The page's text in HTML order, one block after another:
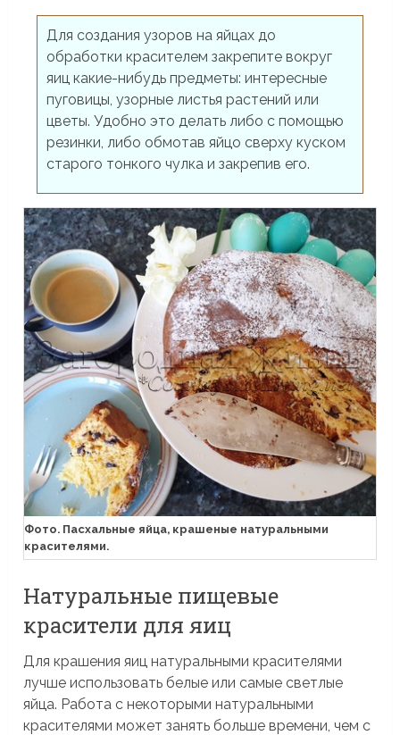
Для создания узоров на яйцах до
обработки красителем закрепите вокруг
яиц какие-нибудь предметы: интересные
пуговицы, узорные листья растений или
цветы. Удобно это делать либо с помощью
резинки, либо обмотав яйцо сверху куском
старого тонкого чулка и закрепив его.
Фото. Пасхальные яйца, крашеные натуральными
красителями.
Натуральные пищевые
красители для яиц
Для крашения яиц натуральными красителями
лучше использовать белые или самые светлые
яйца. Работа с некоторыми натуральными
красителями может занять больше времени, чем с